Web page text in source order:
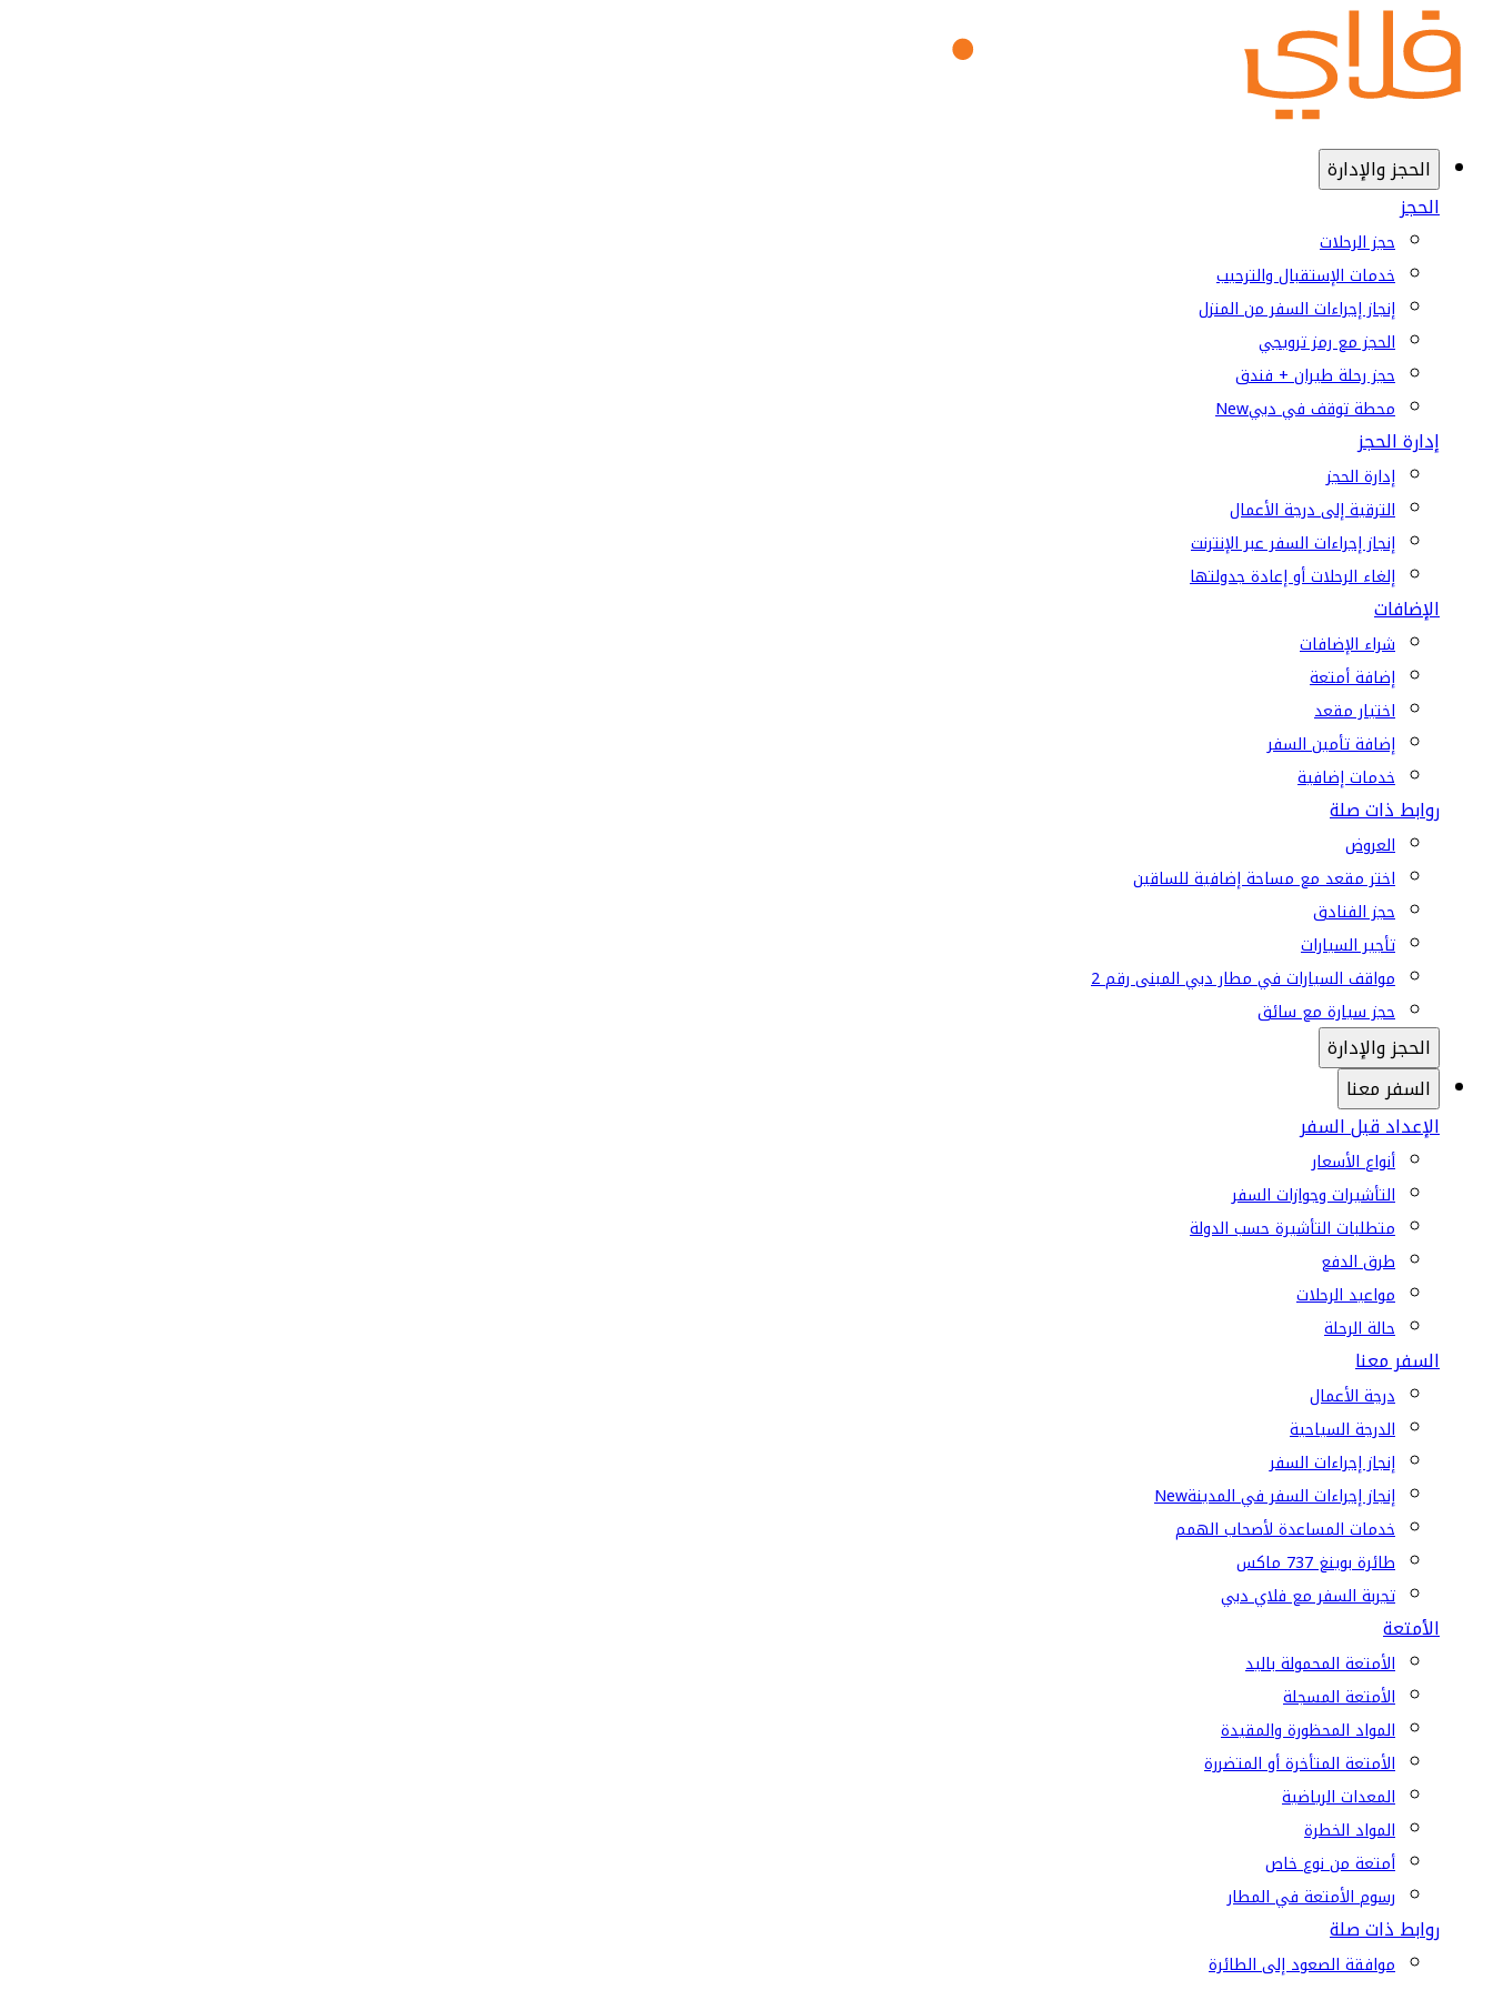
الحجز والإدارة
الحجز
حجز الرحلات
خدمات الإستقبال والترحيب
إنجاز إجراءات السفر من المنزل
الحجز مع رمز ترويجي
حجز رحلة طيران + فندق
محطة توقف في دبيNew
إدارة الحجز
إدارة الحجز
الترقية إلى درجة الأعمال
إنجاز إجراءات السفر عبر الإنترنت
إلغاء الرحلات أو إعادة جدولتها
الإضافات
شراء الإضافات
إضافة أمتعة
اختيار مقعد
إضافة تأمين السفر
خدمات إضافية
روابط ذات صلة
العروض
اختر مقعد مع مساحة إضافية للساقين
حجز الفنادق
تأجير السيارات
مواقف السيارات في مطار دبي المبنى رقم 2
حجز سيارة مع سائق
الحجز والإدارة
السفر معنا
الإعداد قبل السفر
أنواع الأسعار
التأشيرات وجوازات السفر
متطلبات التأشيرة حسب الدولة
طرق الدفع
مواعيد الرحلات
حالة الرحلة
السفر معنا
درجة الأعمال
الدرجة السياحية
إنجاز إجراءات السفر
إنجاز إجراءات السفر في المدينةNew
خدمات المساعدة لأصحاب الهمم
طائرة بوينغ 737 ماكس
تجربة السفر مع فلاي دبي
الأمتعة
الأمتعة المحمولة باليد
الأمتعة المسجلة
المواد المحظورة والمقيدة
الأمتعة المتأخرة أو المتضررة
المعدات الرياضية
المواد الخطرة
أمتعة من نوع خاص
رسوم الأمتعة في المطار
روابط ذات صلة
موافقة الصعود إلى الطائرة